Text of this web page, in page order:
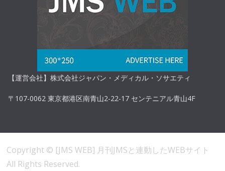
【運営会社】株式会社ジャパン・メディカル・ソサエティ
〒107-0062 東京都港区南青山2-22-17 センテニアル青山4F
Copyright © [JMS WEB] 月刊JMSと連動したWEBサイト
All Rights Reserved.